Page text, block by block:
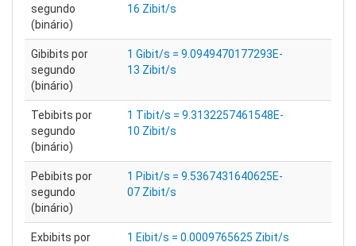
segundo
(binário)
16 Zibit/s
Gibibits por
segundo
(binário)
1 Gibit/s = 9.0949470177293E-
13 Zibit/s
Tebibits por
segundo
(binário)
1 Tibit/s = 9.3132257461548E-
10 Zibit/s
Pebibits por
segundo
(binário)
1 Pibit/s = 9.5367431640625E-
07 Zibit/s
Exbibits por
1 Eibit/s = 0.0009765625 Zibit/s